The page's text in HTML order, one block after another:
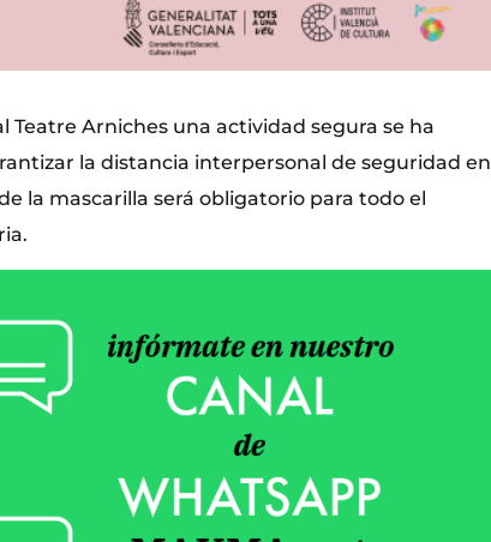
Teatre Arniches una actividad segura se ha
la distancia interpersonal de seguridad en
la mascarilla será obligatorio para todo el